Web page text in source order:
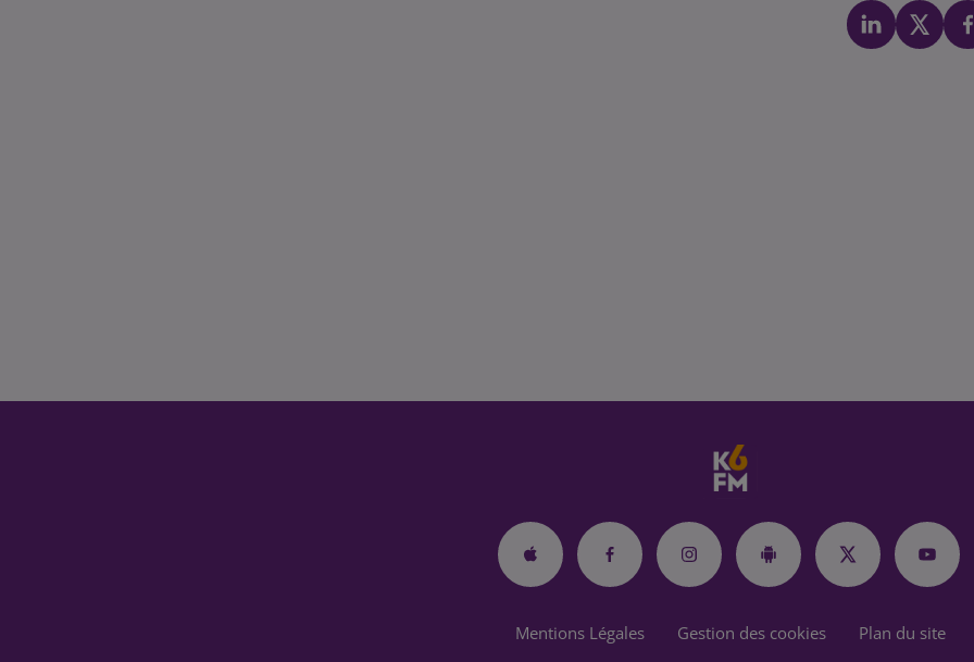
Mentions Légales Gestion des cookies Plan du site